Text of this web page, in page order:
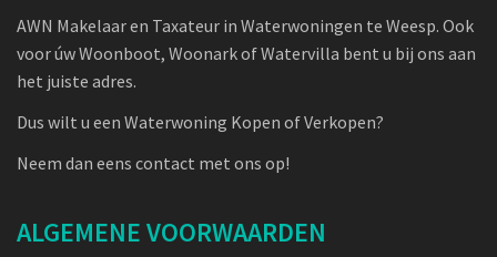
AWN Makelaar en Taxateur in Waterwoningen te Weesp. Ook
voor úw Woonboot, Woonark of Watervilla bent u bij ons aan
het juiste adres.
Dus wilt u een Waterwoning Kopen of Verkopen?
Neem dan eens contact met ons op!
ALGEMENE VOORWAARDEN